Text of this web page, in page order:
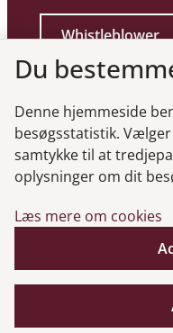
Whistleblower
Genveje
Gå til
Gå til
Du
Denne hjemmeside
besøgsstatistik.
samtykke til at
oplysninger om dit
Læs mere om cookies